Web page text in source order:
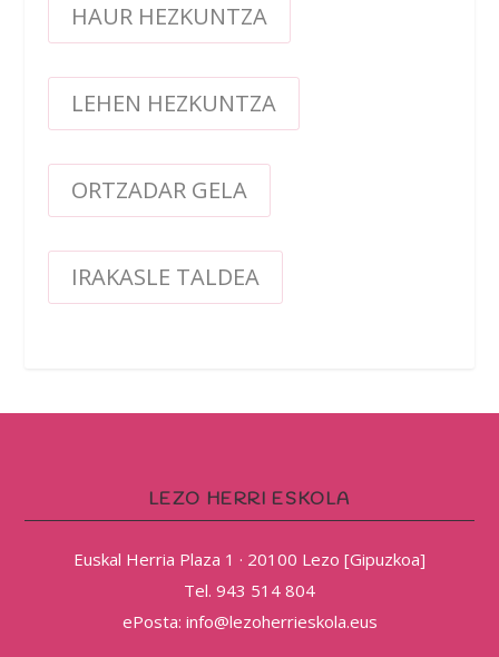
HAUR HEZKUNTZA
LEHEN HEZKUNTZA
ORTZADAR GELA
IRAKASLE TALDEA
LEZO HERRI ESKOLA
Euskal Herria Plaza 1 · 20100 Lezo [Gipuzkoa]
Tel. 943 514 804
ePosta: info@lezoherrieskola.eus